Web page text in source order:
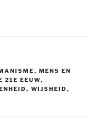
, MENS EN
21E EEUW,
, WIJSHEID ,